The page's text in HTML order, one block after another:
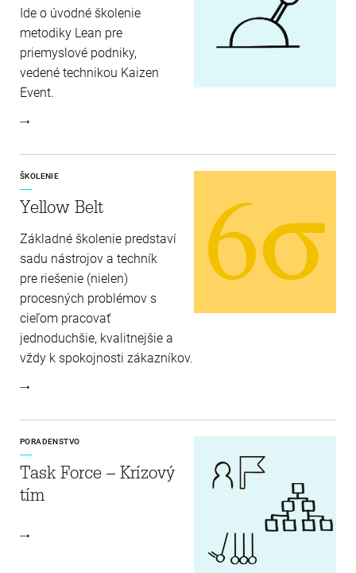
Ide o úvodné školenie
metodiky Lean pre
priemyslové podniky,
vedené technikou Kaizen
Event.
ŠKOLENIE
Yellow Belt
Základné školenie predstaví
sadu nástrojov a techník
pre riešenie (nielen)
procesných problémov s
cieľom pracovať
jednoduchšie, kvalitnejšie a
vždy k spokojnosti zákazníkov.
PORADENSTVO
Task Force – Krízový
tím